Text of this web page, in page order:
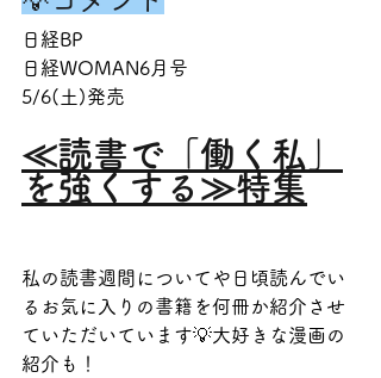
日経BP
日経WOMAN6月号
5/6(土)発売
≪読書で「働く私」
を強くする≫特集
私の読書週間についてや日頃読んでい
るお気に入りの書籍を何冊か紹介させ
ていただいています💡大好きな漫画の
紹介も！